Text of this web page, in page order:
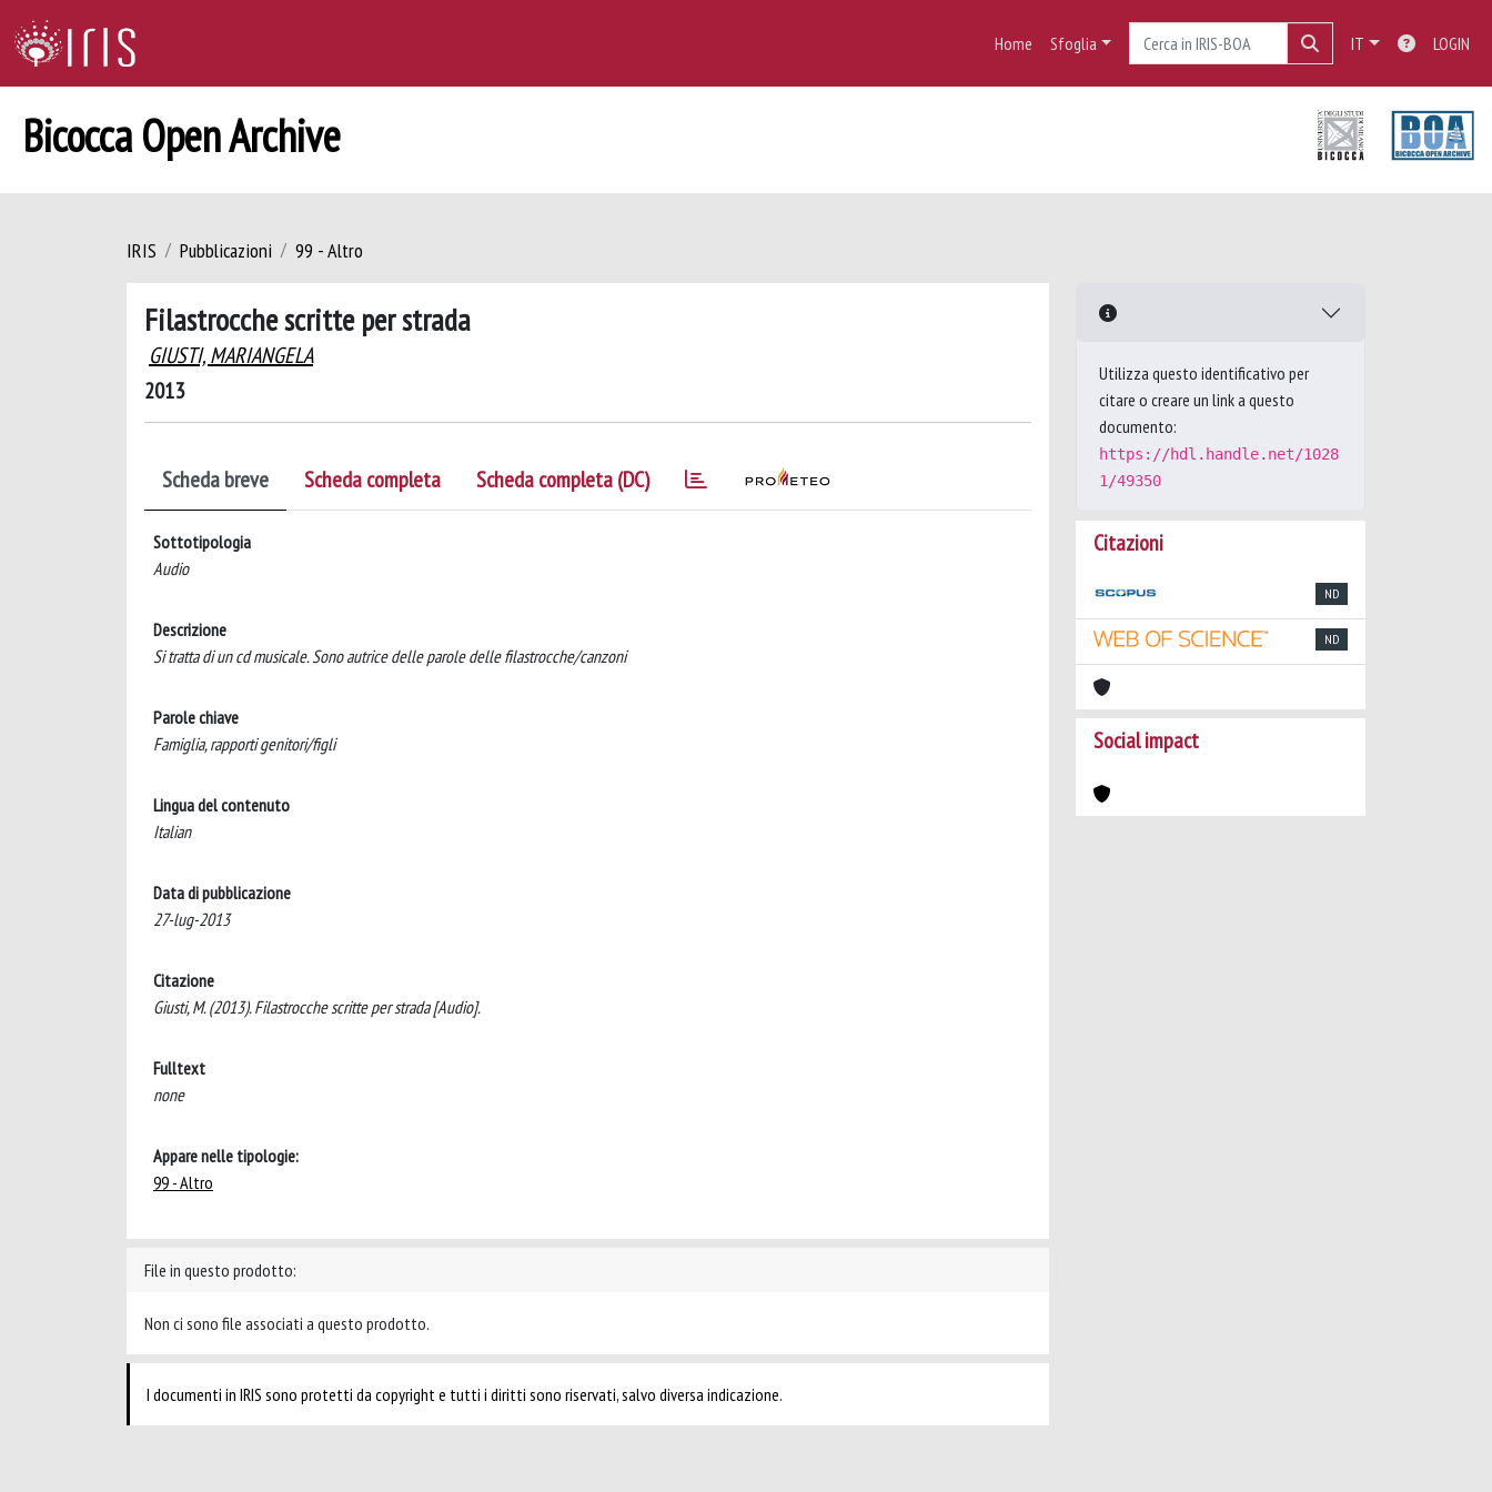
Home Sfoglia IT LOGIN
Bicocca Open Archive
IRIS Pubblicazioni 99 - Altro
Filastrocche scritte per strada
GIUSTI, MARIANGELA
2013
Scheda breve Scheda completa Scheda completa (DC)
Sottotipologia
Audio
Descrizione
Si tratta di un cd musicale. Sono autrice delle parole delle filastrocche/canzoni
Parole chiave
Famiglia, rapporti genitori/figli
Lingua del contenuto
Italian
Data di pubblicazione
27-lug-2013
Citazione
Giusti, M. (2013). Filastrocche scritte per strada [Audio].
Fulltext
none
Appare nelle tipologie:
99 - Altro
File in questo prodotto:
Non ci sono file associati a questo prodotto.
I documenti in IRIS sono protetti da copyright e tutti i diritti sono riservati, salvo diversa indicazione.
Utilizza questo identificativo per
citare o creare un link a questo
documento:
https://hdl.handle.net/1028
1/49350
Citazioni
ND
ND
Social impact